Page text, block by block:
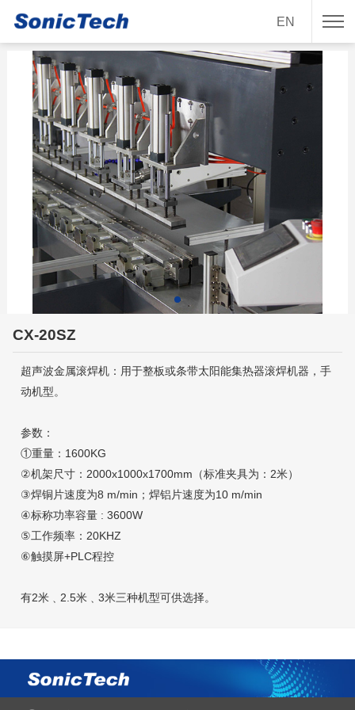
EN
CX-20SZ
超声波金属滚焊机：用于整板或条带太阳能集热器滚焊机器，手
动机型。
参数：
①重量：1600KG
②机架尺寸：2000x1000x1700mm（标准夹具为：2米）
③焊铜片速度为8 m/min；焊铝片速度为10 m/min
④标称功率容量 : 3600W
⑤工作频率：20KHZ
⑥触摸屏+PLC程控
有2米﹑2.5米﹑3米三种机型可供选择。